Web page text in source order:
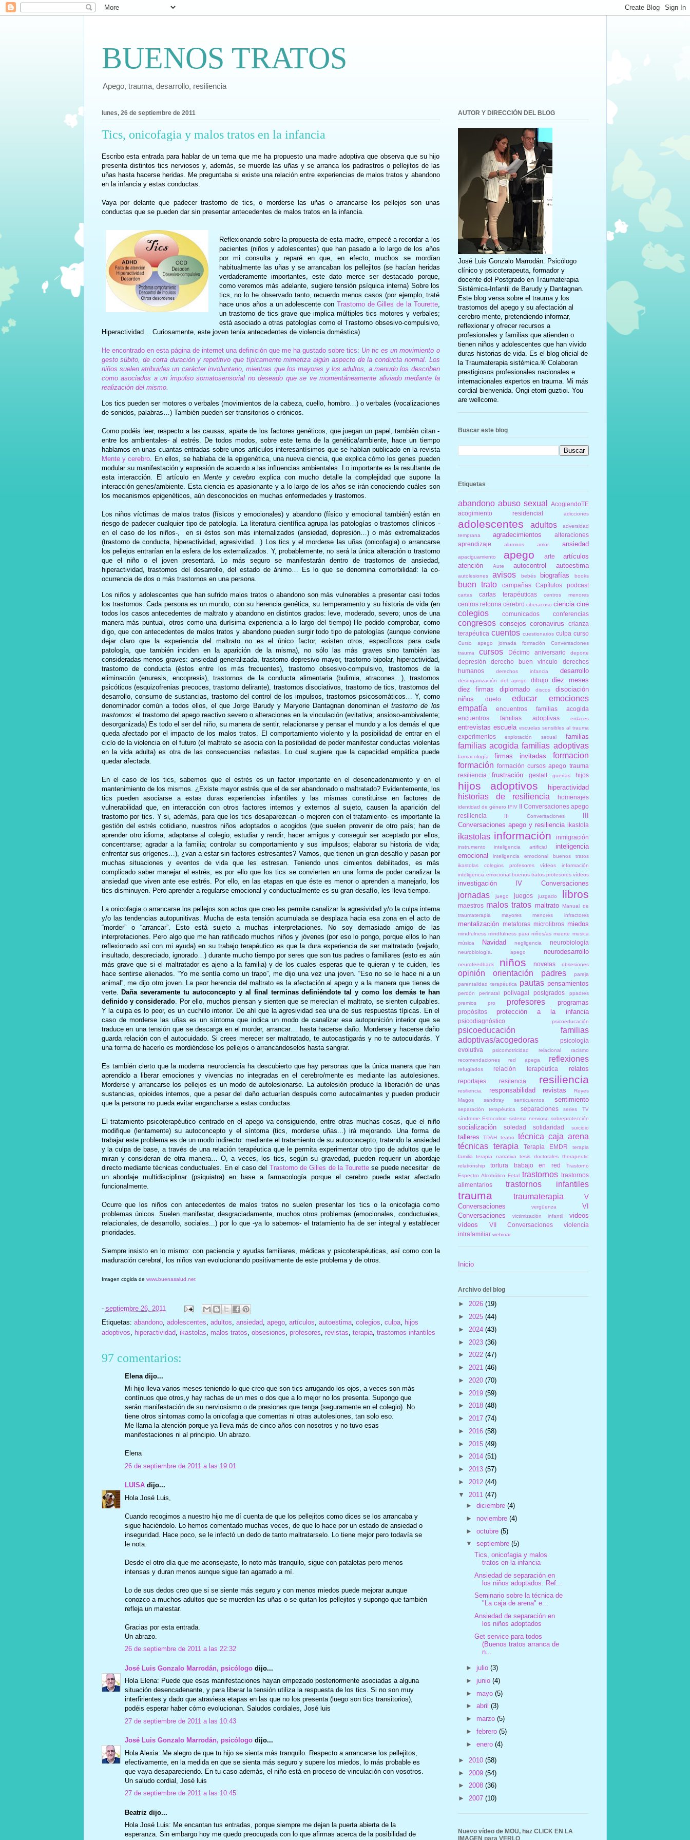
BUENOS TRATOS
Apego, trauma, desarrollo, resiliencia
lunes, 26 de septiembre de 2011
Tics, onicofagia y malos tratos en la infancia
Escribo esta entrada para hablar de un tema que me ha propuesto una madre adoptiva que observa que su hijo
presenta distintos tics nerviosos y, además, se muerde las uñas y se arranca los padrastros o pellejitos de las
uñas hasta hacerse heridas. Me preguntaba si existe una relación entre experiencias de malos tratos y abandono
en la infancia y estas conductas.
Vaya por delante que padecer trastorno de tics, o morderse las uñas o arrancarse los pellejos son unas
conductas que se pueden dar sin presentar antecedentes de malos tratos en la infancia.
Reflexionando sobre la propuesta de esta madre, empecé a recordar a los
pacientes (niños y adolescentes) que han pasado a lo largo de los años
por mi consulta y reparé en que, en efecto, muchos se mordían
habitualmente las uñas y se arrancaban los pellejitos (se hacían heridas
verdaderamente importantes, este dato merce ser destacado porque,
como veremos más adelante, sugiere tensión psíquica interna) Sobre los
tics, no lo he observado tanto, recuerdo menos casos (por ejemplo, traté
hace unos años a un adolescente con Trastorno de Gilles de la Tourette,
un trastorno de tics grave que implica múltiples tics motores y verbales;
está asociado a otras patologías como el Trastorno obsesivo-compulsivo,
Hiperactividad… Curiosamente, este joven tenía antecedentes de violencia doméstica)
He encontrado en esta página de internet una definición que me ha gustado sobre tics: Un tic es un movimiento o
gesto súbito, de corta duración y repetitivo que típicamente mimetiza algún aspecto de la conducta normal. Los
niños suelen atribuirles un carácter involuntario, mientras que los mayores y los adultos, a menudo los describen
como asociados a un impulso somatosensorial no deseado que se ve momentáneamente aliviado mediante la
realización del mismo.
Los tics pueden ser motores o verbales (movimientos de la cabeza, cuello, hombro…) o verbales (vocalizaciones
de sonidos, palabras…) También pueden ser transitorios o crónicos.
Como podéis leer, respecto a las causas, aparte de los factores genéticos, que juegan un papel, también citan -
entre los ambientales- al estrés. De todos modos, sobre este tema de la genética/ambiente, hace un tiempo
hablamos en unas cuantas entradas sobre unos artículos interesantísimos que se habían publicado en la revista
Mente y cerebro. En ellos, se hablaba de la epigenética, una nueva ciencia, que explica cómo los genes pueden
modular su manifestación y expresión de acuerdo a las influencias ambientales. Lo importante es la resultante de
esta interacción. El artículo enMente y cerebro explica con mucho detalle la complejidad que supone la
interacción genes/ambiente. Esta ciencia es apasionante y a lo largo de los años se irán conociendo cuáles son
los mecanismos epigenéticos, aún desconocidos en muchas enfermedades y trastornos.
Los niños víctimas de malos tratos (físicos y emocionales) y abandono (físico y emocional también) están en
riesgo de padecer cualquier tipo de patología. La literatura científica agrupa las patologías o trastornos clínicos -
en el caso de los niños-, en si éstos son más internalizados (ansiedad, depresión…) o más extrernalizados
(trastorno de conducta, hiperactividad, agresividad…) Los tics y el morderse las uñas (onicofagia) o arrancarse
los pellejos entrarían en la esfera de los externalizados. Y, probablemente, no será la única alteración o trastorno
que el niño o el joven presentará. Lo más seguro se manifestarán dentro de trastornos de ansiedad,
hiperactividad, trastornos del desarrollo, del estado de ánimo… Es lo que se denomina comorbilidad: la co-
ocurrencia de dos o más trastornos en una persona.
Los niños y adolescentes que han sufrido malos tratos o abandono son más vulnerables a presentar casi todos
los trastornos. Cada persona es un mundo, con su herencia genética, su temperamento y su historia de vida (en
todos los casos antecedentes de maltrato y abandono en distintos grados: leve, moderado, severo; unos de una
manera más puntual, otros como una durísima experiencia a lo largo del tiempo) He podido comprobar, como
digo, que con antecedentes de malos tratos y abandono pueden surgir todo tipo de patologías (aunque conviene
dejar claro que la experiencia del maltrato no es el único factor, existen otros, específicos para cada
patología, que también inciden en la aparición de la misma), no sólo las más graves sino también las
consideradas menos graves: ansiedad generalizada, trastorno depresivo mayor, trastorno bipolar, hiperactividad,
trastorno de conducta (éstos entre los más frecuentes), trastorno obsesivo-compulsivo, trastornos de la
eliminación (enuresis, encopresis), trastornos de la conducta alimentaria (bulimia, atracones…), trastornos
psicóticos (esquizofrenias precoces, trastorno delirante), trastornos disociativos, trastorno de tics, trastornos del
desarrollo, consumo de sustancias, trastorno del control de los impulsos, trastornos psicosomáticos… Y, como
denominador común a todos ellos, el que Jorge Barudy y Maryorie Dantagnan denominanel trastorno de los
trastornos: el trastorno del apego reactivo severo o alteraciones en la vinculación (evitativa; ansioso-ambivalente;
desorganizada) Es todo el ser del niño, su manera de sentir, relacionarse y pensar el mundo y a los demás el que
queda afectado por el impacto de los malos tratos. El comportamiento violento y la posibilidad de entrar en el
ciclo de la violencia en el futuro (el maltrato se asocia con la posibilidad de poder manifestar conductas violentas
en la vida adulta) es otra de las consecuencias nefastas. Lo cual sugiere que la capacidad empática puede
quedar afectada.
En el caso de los tics, sabemos que el estrés es un factor importante en el desencadenamiento y en el
mantenimiento de los mismos. ¿Existe mayor estrés que el de ser abandonado o maltratado? Evidentemente, los
tics pueden asociarse a estas duras experiencias infantiles y las mismas constituirse en factores de
vulnerabilidad que, en interacción con otros factores internos y externos al sujeto, causen la aparición del
trastorno por tics. Y si, además, para que los tics desaparezcan -o mejoren con el tratamiento- es importante la
gestión del estrés cotidiano, nuestros niños adoptados o acogidos (que suelen provenir de otro país; han de
aprender otro idioma; adaptarse al colegio; estudiar y rendir; hacer amigos y conseguir ser aceptado por ellos;
concentrarse; agradar a la familia; controlar su comportamiento y sus impulsos; elaborar su historia de vida;
enfrentar sus orígenes…), ¿van a estar sin factores estresantes? Vamos, que tienen un gran desafío y pasan por
muchas situaciones y eventos de vida que les estresan. Teniendo unos cimientos debilitados, es más
complicado saber manejar el estrés; es por ello que los tics se convierten en una forma de poder canalizar la
ansiedad que viven ante ese estrés. Por ello, en las etapas en que éste es menor o aprenden a manejarlo, los
tics disminuyen. Pero aprender a regularse emocional y conductualmente es su gran desafío, les lleva tiempo.
La onicofagia o arrancarse los pellejos son actos que creo les permite canalizar la agresividad y/o la culpa interna
y/o las tendencias autopunitivas. Mucha de esta tensión acumulada se desplaza hacia esa zona en el acto de
“morder” o “arrancar”. Esto está sujeto a muchas interpretaciones. No soy demasiado amigo de las
interpretaciones. Pero algo que me han ratificado muchos niños y jóvenes (por eso lo pongo, porque ellos lo han
reflexionado así con mi ayuda) en su trabajo terapéutico es que la dura experiencia de ser maltratado (vejado,
insultado, despreciado, ignorado…) durante mucho tiempo por seres que son tus padres o familiares (esto es aún
más grave que si el maltratador es ajeno a la familia) y de los cuales esperas que te quieran y te cuiden, les
hace sentirse alienados. “Yo me sentía como un trapo”, me dijo una vez una joven. “Eso no se le hace ni a un
animal”, me dijo otro joven. La peor herencia del maltrato es la afectación al apego y a la manera que tienes de
verte. Daña severamente tu autoconcepto y al final terminas definiéndote tal y como los demás te han
definido y considerado. Por ello, muchos piensan y sienten que se merecían el maltrato, se sienten culpables.
Y la culpa es lo peor, es un cuchillo interior. De ahí que la agresividad sea una de sus respuestas típicas. En el
caso de morderse las uñas es un síntoma que indica un modo de canalizar esa autopunición interior que se
traduce en una tensión que se descarga en el morder, arrancar… hasta hacerse daño. Morderse y hacerse daño
guarda relación con el autocuidado. Si crees merecer ser maltratado, te autocastigarás y no te autocuidarás. Y
una forma de hacerlo es mordiéndose los pellejos o arrancándoselos hasta sangrar.
Es también cierto que la moderna neurociencia ha descubierto que hay personas que la única manera que han
aprendido a liberar emociones y vivencias no integradas en el cerebro/mente es mediante las autolesiones.
Morderse y arrancarse los pellejos es un modo de autolesionarse. La autolesión produce la liberación de unas
sustancias, opioides internos, que a pesar del daño actuarían después como autocalmantes y pueden producir
que la persona no pueda evitar engancharse a estas conductas.
El tratamiento psicoterapéutico centrado en el apego va consiguiendo, entre otras muchas cosas, que el niño
modifique (lentamente) su autoconcepto y el síntoma (tics, morderse uñas...) irá mejorando. Una forma de
trabajar este problema es de un modo indirecto: mediante el tratamiento de su autoconcepto, tratando la ansiedad
y la culpa de base, a través de una relación terapéutica que le permita experimentar otro tipo de adultos que le
miran y consideran de otra manera… O, a veces, los tics, según su gravedad, pueden requerir un abordaje
directo mediante técnicas conductuales. En el caso del Trastorno de Gilles de la Tourette se puede necesitar de
un abordaje multidisciplinar (psiquiatra) en base a farmacología porque el cerebro puede estar afectado
funcionalmente.
Ocurre que los niños con antecedentes de malos tratos no suelen presentar los tics o la onicofagia como
problemas únicos. Suelen manifestar, desgraciadamente, muchos otros problemas (emocionales, conductuales,
relacionales, de desarrollo, sociales...) por lo que -ya lo sabemos- el tratamiento ha de ser integral y establecer
prioridades.
Siempre insisto en lo mismo: con paciencia y ayudas familiares, médicas y psicoterapéuticas, así como con la
maduración cerebral, los niños van evolucionando positivamente de este problema y de otros.
Imagen cogida de www.buenasalud.net
- septiembre 26, 2011
Etiquetas: abandono, adolescentes adultos ansiedad, apego, artículos autoestima, colegios culpa, hijos
adoptivos
hiperactividad, ikastolas malos tratos obsesiones profesores revistas terapia, trastornos infantiles
97 comentarios:
Elena dijo...
Mi hijo lleva varios meses teniendo lo que creo que son tics arrugando los ojos, a veces son más
contínuos que otros,y hay rachas de un mes o dos que a lo mejor no los presenta. Supongo que
serán manifestación de su nerviosismo o de presiones que tenga (seguramente en el colegio). No
tiene otros sintomas como la onicofagia que comentas ni otras autolesiones, tan solo eso.
Me llama la atención porque ya lleva más de cinco años con nosotros y no tuvo esas
manifestaciones ni al principio. Un abrazo.
Elena
26 de septiembre de 2011 a las 19:01
LUISAdijo...
Hola José Luis,
Cuando recogimos a nuestro hijo me dí cuenta de que los pellejitos como dices se los arrancaba y
sigue haciéndolo. Lo hemos comentado muchas veces, de que lo hace por un estado de ansiedad o
inseguridad. Hace poco, se le infectó un dedo de tanto maltratarselo. Lo tiene mejor pero todavía se
le nota.
Desde el otro día que me aconsejaste, lo noto más tranquilo, sigue con pataletas pero menos
intensas y duran menos aunque sigue tan agarrado a mí.
Lo de sus dedos creo que si se siente más seguro y con menos miedos puede mejorar aunque
conozco a muchos adultos que se muerden las uñas o se quitan los pellejitos y supongo que también
refleja un malestar.
Gracias por esta entrada.
Un abrazo.
26 de septiembre de 2011 a las 22:32
José Luis Gonzalo Marrodán, psicólogodijo...
Hola Elena: Puede que esas manifestaciones hayan empezado posteriormente asociadas a alguna
situación desencadenante, y para liberar la tensión utiliza la respuesta de los tics. Si no son muy
interfirientes y dado que atraviesa etapas en las que no los presenta (luego son tics transitorios),
podéis esperar haber cómo evolucionan. Saludos cordiales, José luis
27 de septiembre de 2011 a las 10:43
José Luis Gonzalo Marrodán, psicólogodijo...
Hola Alexia: Me alegro de que tu hijo se sienta más tranquilo. Respecto a arrancarse los pellejitos,
efectivamente, en la medida en que se sienta más seguro y supere los miedos, lo más probable es
que vaya desapareciendo. En tu caso además, el niño está en proceso de vinculación con vosotros.
Un saludo cordial, José luis
27 de septiembre de 2011 a las 10:45
Beatriz dijo...
Hola José Luis: Me encantan tus entradas, porque siempre me dejan la puerta abierta de la
esperanza. Sin embargo hoy me quedo preocupada con lo que afirmas acerca de la posibilidad de
AUTOR Y DIRECCIÓN DEL BLOG
José Luis Gonzalo Marrodán. Psicólogo
clínico y psicoterapeuta, formador y
docente del Postgrado en Traumaterapia
Sistémica-Infantil de Barudy y Dantagnan.
Este blog versa sobre el trauma y los
trastornos del apego y su afectación al
cerebro-mente, pretendiendo informar,
reflexionar y ofrecer recursos a
profesionales y familias que atienden o
tienen niños y adolescentes que han vivido
duras historias de vida. Es el blog oficial de
la Traumaterapia sistémica.® Colaboran
prestigiosos profesionales nacionales e
internacionales expertos en trauma. Mi más
cordial bienvenida. Ongi etorri guztioi. You
are wellcome.
Buscar este blog
Etiquetas
abandono abuso sexual
AcogiendoTE
acogimiento residencial
adicciones
adolescentes adultos
adversidad
temprana
agradecimientos
alteraciones
aprendizaje
alumnos amor ansiedad
apaciguamiento apego arte
artículos
atención
Aute autocontrol autoestima
autolesiones avisos bebés biografías books
buen trato campañas Capítulos podcast
cartas cartas terapéuticas centros menores
centros reforma cerebro ciberacoso ciencia cine
colegios comunicados conferencias
congresos consejos coronavirus
crianza
terapéutica cuentos cuestionarios culpa curso
Curso apego jornada formación Conversaciones
trauma
cursos Décimo aniversario deporte
depresión derecho buen vínculo
derechos
humanos
derechos infancia desarrollo
desorganización del apego dibujo diez meses
diez firmas
diplomado discos
disociación
niños
duelo educar
emociones
empatía
encuentros familias acogida
encuentros familias adoptivas
enlaces
entrevistas escuela escuelas sensibles al trauma
experimentos explotación sexual familias
familias acogida familias adoptivas
farmacología firmas invitadas
formacion
formación formación cursos apego trauma
resiliencia
frustración gestalt guerras hijos
hijos adoptivos hiperactividad
historias de resiliencia homenajes
identidad de género IFIV II Conversaciones apego
resiliencia
III Conversaciones
III
Conversaciones apego y resiliencia ikastola
ikastolas información inmigración
instrumento inteligencia artificial
inteligencia
emocional
inteligencia emocional buenos tratos
ikastolas colegios profesores vídeos información
inteligencia emocional buenos tratos profesores vídeos
investigación IV Conversaciones
jornadas juego juegos juzgado libros
maestros malos tratos maltrato Manual de
traumaterapia
mayores menores infractores
mentalización metaforas microlibros miedos
mindfulness mindfulness para niños/as muerte musica
música
Navidad negligencia neurobiología
neurobiología. apego neurodesarrollo
neurofeedback niños novelas obsesiones
opinión orientación padres
pareja
parentalidad terapéutica
pautas pensamientos
perdón perinatal polivagal postgrados
ppadres
premios
pro profesores programas
propósitos protección a la infancia
psicodiagnóstico psicoeducación
psicoeducación familias
adoptivas/acogedoras
psicología
evolutiva
psicomotricidad relacional
racismo
recomendaciones
red apega reflexiones
refugiados relación terapéutica relatos
reportajes resilencia resiliencia
resiliencia. responsabilidad revistas
Reyes
Magos
sandtray senticuentos sentimiento
separación terapéutica separaciones
series TV
síndrome Estocolmo sistema nervioso sobreprotección
socialización soledad solidaridad suicidio
talleres TDAH teatro
técnica caja arena
técnicas
terapia Terapia EMDR
terapia
familia
terapia narrativa tesis doctorales
therapeutic
relationship
tortura trabajo en red
Trastorno
Espectro Alcohólico Fetal trastornos trastornos
alimentarios
trastornos infantiles
trauma traumaterapia
V
Conversaciones
vergüenza
VI
Conversaciones
victimización infantil
videos
vídeos
VII Conversaciones
violencia
intrafamiliar webinar
Inicio
Archivo del blog
► 2026 (19)
► 2025 (44)
► 2024 (43)
► 2023 (36)
► 2022 (47)
► 2021 (46)
► 2020 (70)
► 2019 (59)
► 2018 (48)
► 2017 (74)
► 2016 (58)
► 2015 (49)
► 2014 (51)
► 2013 (57)
► 2012 (44)
▼ 2011 (47)
►diciembre(4)
► noviembre(4)
►octubre(5)
▼septiembre(5)
Tics, onicofagia y malos
tratos en la infancia
Ansiedad de separación en
los niños adoptados. Ref...
Seminario sobre la técnica de
"La caja de arena" e...
Ansiedad de separación en
los niños adoptados
Get service para todos
(Buenos tratos arranca de
n...
►julio(3)
►junio(4)
► mayo(5)
►abril(3)
► marzo(5)
►febrero(5)
►enero(4)
► 2010 (58)
► 2009 (54)
► 2008 (36)
► 2007 (10)
Nuevo vídeo de MOU, haz CLICK EN LA
IMAGEN para VERLO